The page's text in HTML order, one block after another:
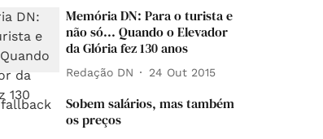
Memória DN: Para o turista e
não só... Quando o Elevador
da Glória fez 130 anos
Redação DN 24 Out 2015
Sobem salários, mas também
os preços